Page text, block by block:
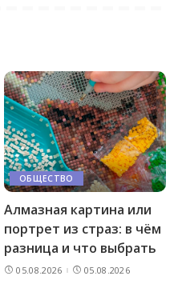
ОБЩЕСТВО
Алмазная картина или
портрет из страз: в чём
разница и что выбрать
05.08.2026 05.08.2026